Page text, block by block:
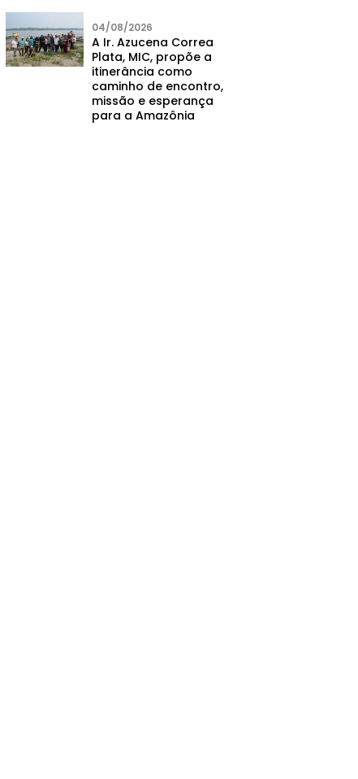
04/08/2026
A Ir. Azucena Correa
Plata, MIC, propõe a
itinerância como
caminho de encontro,
missão e esperança
para a Amazônia